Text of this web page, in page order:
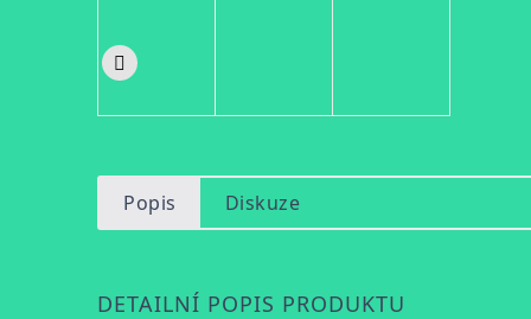
Popis Diskuze
DETAILNÍ POPIS PRODUKTU